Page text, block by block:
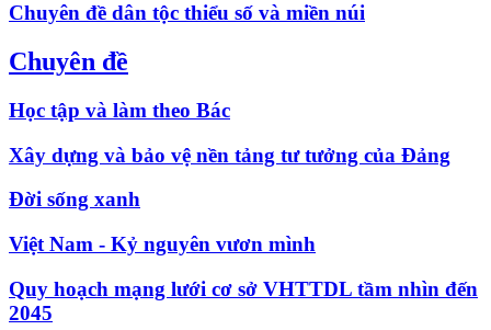
Chuyên đề dân tộc thiểu số và miền núi
Chuyên đề
Học tập và làm theo Bác
Xây dựng và bảo vệ nền tảng tư tưởng của Đảng
Đời sống xanh
Việt Nam - Kỷ nguyên vươn mình
Quy hoạch mạng lưới cơ sở VHTTDL tầm nhìn đến
2045